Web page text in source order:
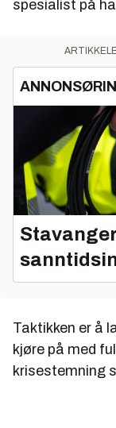
8. Du skal
10. Du skal
selvtilliten selv
det
spesialist på
Taktikken er å
kjøre på med
krisestemning